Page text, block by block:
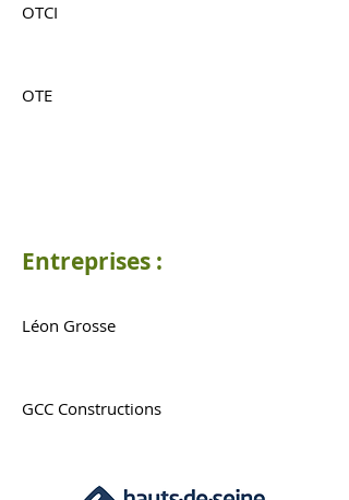
OTCI
OTE
Entreprises :
Léon Grosse
GCC Constructions